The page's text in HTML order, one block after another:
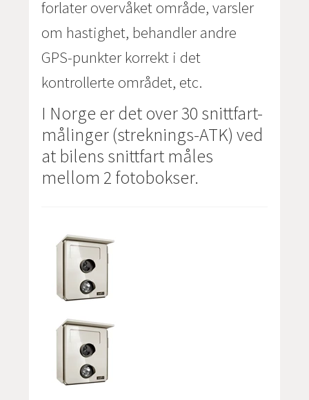
forlater overvåket område, varsler
om hastighet, behandler andre
GPS-punkter korrekt i det
kontrollerte området, etc.
I Norge er det over 30 snittfart-
målinger (streknings-ATK) ved
at bilens snittfart måles
mellom 2 fotobokser.